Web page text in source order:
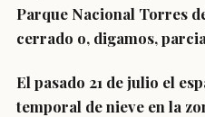
Parque Nacional Torres
cerrado o, digamos,
El pasado 21 de julio el
temporal de nieve en la